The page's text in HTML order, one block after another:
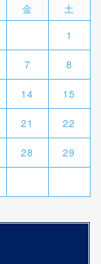
金
土
1
7 8
14 15
21 22
28 29